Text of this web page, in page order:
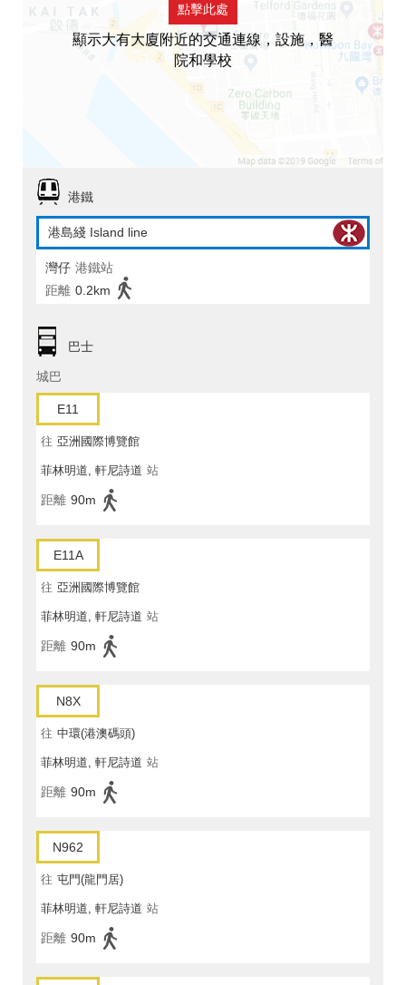
點擊此處
顯示大有大廈附近的交通連線，設施，醫
院和學校
港鐵
港島綫 Island line
灣仔 港鐵站
距離 0.2km
巴士
城巴
E11
往 亞洲國際博覽館
菲林明道, 軒尼詩道 站
距離 90m
E11A
往 亞洲國際博覽館
菲林明道, 軒尼詩道 站
距離 90m
N8X
往 中環(港澳碼頭)
菲林明道, 軒尼詩道 站
距離 90m
N962
往 屯門(龍門居)
菲林明道, 軒尼詩道 站
距離 90m